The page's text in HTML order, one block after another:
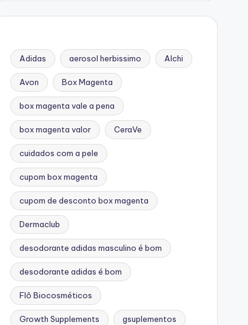
Adidas aerosol herbissimo Alchi
Avon Box Magenta
box magenta vale a pena
box magenta valor CeraVe
cuidados com a pele
cupom box magenta
cupom de desconto box magenta
Dermaclub
desodorante adidas masculino é bom
desodorante adidas é bom
Flô Biocosméticos
Growth Supplements gsuplementos